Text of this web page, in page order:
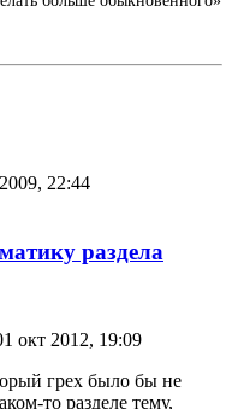
22:44
раздела
окт 2012, 19:09
грех было бы не
то разделе тему,